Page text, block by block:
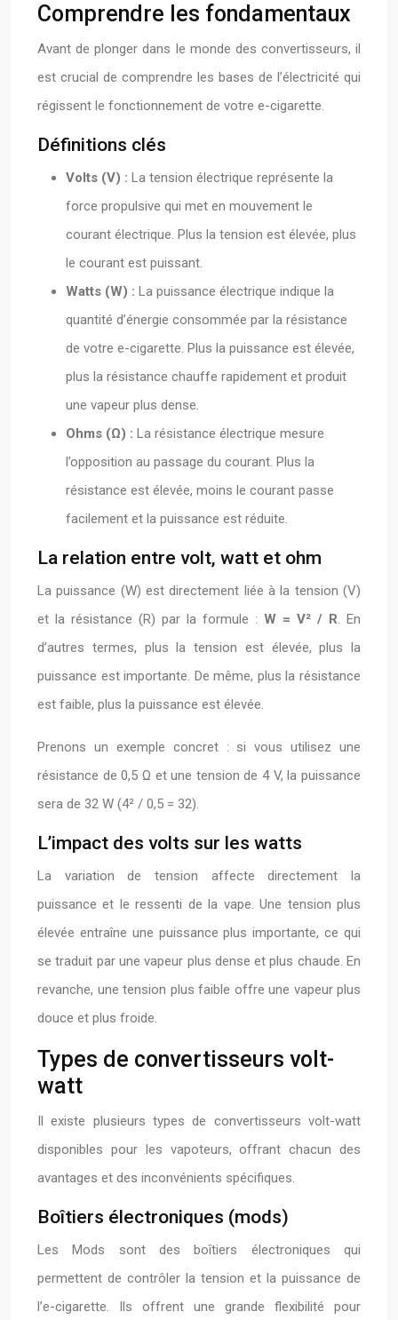
Comprendre les fondamentaux
Avant de plonger dans le monde des convertisseurs, il
est crucial de comprendre les bases de l’électricité qui
régissent le fonctionnement de votre e-cigarette.
Définitions clés
Volts (V) : La tension électrique représente la
force propulsive qui met en mouvement le
courant électrique. Plus la tension est élevée, plus
le courant est puissant.
Watts (W) : La puissance électrique indique la
quantité d’énergie consommée par la résistance
de votre e-cigarette. Plus la puissance est élevée,
plus la résistance chauffe rapidement et produit
une vapeur plus dense.
Ohms (Ω) : La résistance électrique mesure
l’opposition au passage du courant. Plus la
résistance est élevée, moins le courant passe
facilement et la puissance est réduite.
La relation entre volt, watt et ohm
La puissance (W) est directement liée à la tension (V)
et la résistance (R) par la formule : W = V² / R. En
d’autres termes, plus la tension est élevée, plus la
puissance est importante. De même, plus la résistance
est faible, plus la puissance est élevée.
Prenons un exemple concret : si vous utilisez une
résistance de 0,5 Ω et une tension de 4 V, la puissance
sera de 32 W (4² / 0,5 = 32).
L’impact des volts sur les watts
La variation de tension affecte directement la
puissance et le ressenti de la vape. Une tension plus
élevée entraîne une puissance plus importante, ce qui
se traduit par une vapeur plus dense et plus chaude. En
revanche, une tension plus faible offre une vapeur plus
douce et plus froide.
Types de convertisseurs volt-
watt
Il existe plusieurs types de convertisseurs volt-watt
disponibles pour les vapoteurs, offrant chacun des
avantages et des inconvénients spécifiques.
Boîtiers électroniques (mods)
Les Mods sont des boîtiers électroniques qui
permettent de contrôler la tension et la puissance de
l’e-cigarette. Ils offrent une grande flexibilité pour